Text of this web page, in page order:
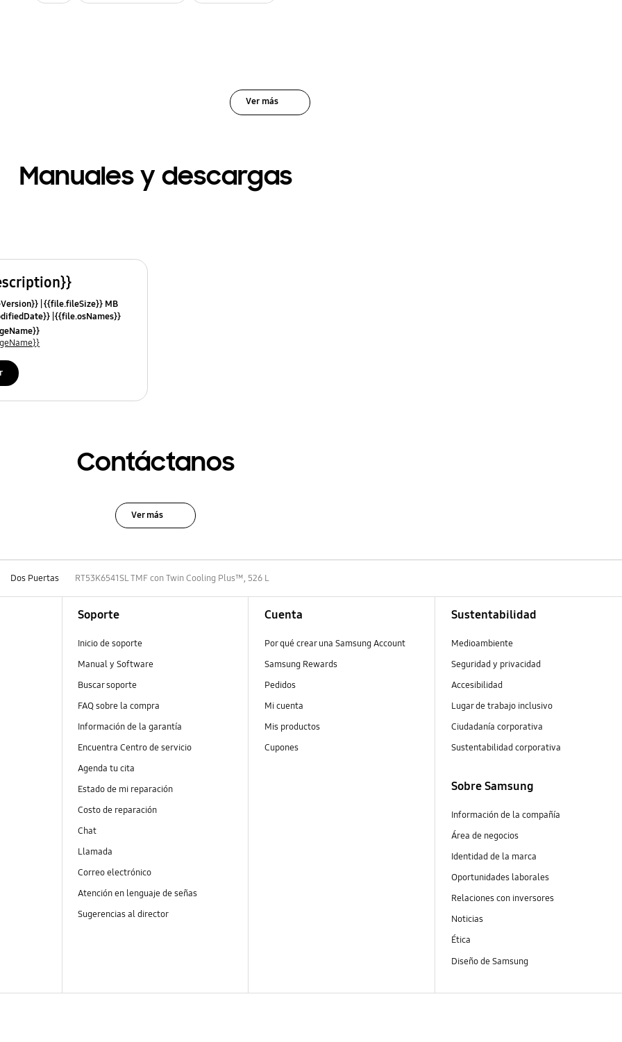
Ver más
Manuales y descargas
{{file.fileSize}} MB
{{file.osNames}}
Contáctanos
Ver más
Dos Puertas RT53K6541SL TMF con Twin Cooling Plus™, 526 L
Soporte
Inicio de soporte
Manual y Software
Buscar soporte
FAQ sobre la compra
Información de la garantía
Encuentra Centro de servicio
Agenda tu cita
Estado de mi reparación
Costo de reparación
Chat
Llamada
Correo electrónico
Atención en lenguaje de señas
Sugerencias al director
Cuenta
Por qué crear una Samsung Account
Samsung Rewards
Pedidos
Mi cuenta
Mis productos
Cupones
Sustentabilidad
Medioambiente
Seguridad y privacidad
Accesibilidad
Lugar de trabajo inclusivo
Ciudadanía corporativa
Sustentabilidad corporativa
Sobre Samsung
Información de la compañía
Área de negocios
Identidad de la marca
Oportunidades laborales
Relaciones con inversores
Noticias
Ética
Diseño de Samsung